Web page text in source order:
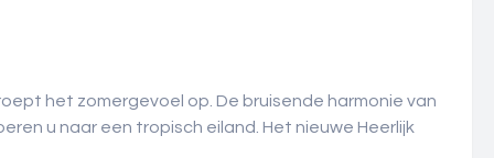
het zomergevoel op. De bruisende harmonie van
u naar een tropisch eiland. Het nieuwe Heerlijk